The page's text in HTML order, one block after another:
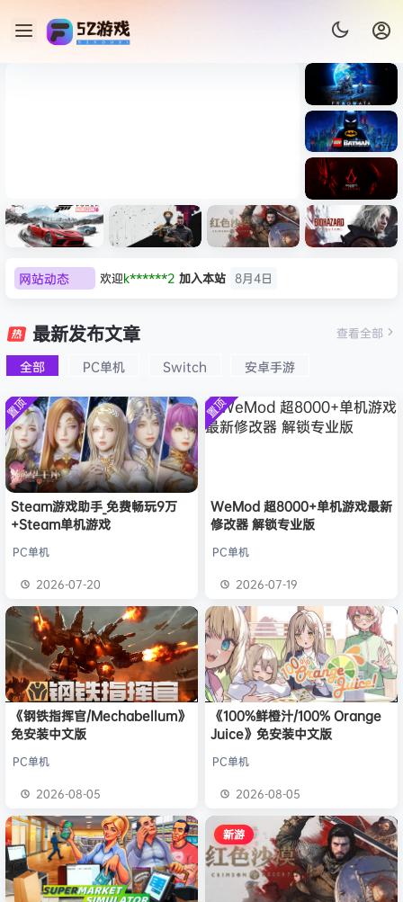
Light ）免安装中文版
《识质存
在/PRAG
MATA》
免安装中
文版
《乐高蝙
蝠侠：黑
暗骑士之
Dark
Creed
拟机
速：地平
线
6（Forza
Horizon
6）免安装
中文版
心/Atomi
c
Heart》
文版
n Desert
HYPERVI
SOR）免
安装中文
版
9：安魂
Requiem
）免安装
中文版
网站动态 欢迎C****i 加入本站 8月4日
欢迎 h*********0
欢迎l*w
旋律
签到获取 41 点积分 8月1日
旋律 签到获取 20 点积分 7月31日
旋律 签到获取 22 点积分
7月30日
欢迎m*******n 加入本站
欢迎1******4 加入本站
l***g 签到获取 28 点积分 19小时前
w******g
49 点积分 8月4日
加入本站 8月4日
加入本站 8月4日
最新发布文章
全部 PC单机 Switch 安卓手游
查看全部
置顶
Steam游戏助手_免费畅玩9万
+Steam单机游戏
PC单机
2026-07-20
置顶
WeMod 超8000+单机游戏最新
修改器 解锁专业版
PC单机
2026-07-19
《钢铁指挥官/Mechabellum》
免安装中文版
PC单机
2026-08-05
《100%鲜橙汁/100% Orange
Juice》免安装中文版
PC单机
2026-08-05
新游